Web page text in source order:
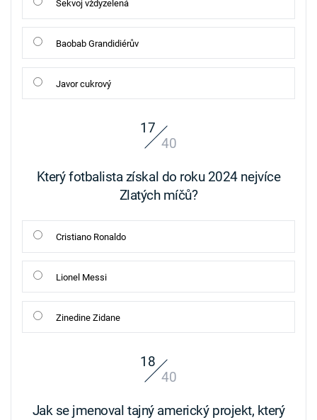
Sekvoj vždyzelená
Baobab Grandidiérův
Javor cukrový
17
40
Který fotbalista získal do roku 2024 nejvíce
Zlatých míčů?
Cristiano Ronaldo
Lionel Messi
Zinedine Zidane
18
40
Jak se jmenoval tajný americký projekt, který